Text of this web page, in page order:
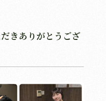
きありがとうござ